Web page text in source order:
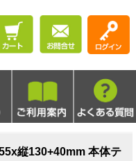
縦130+40mm 本体テ